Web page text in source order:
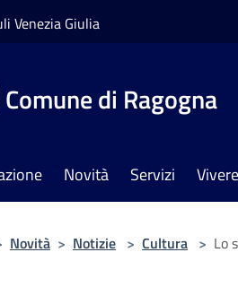
Venezia Giulia
Comune di Ragogna
Novità Servizi
Novità > Notizie > Cultura > Lo